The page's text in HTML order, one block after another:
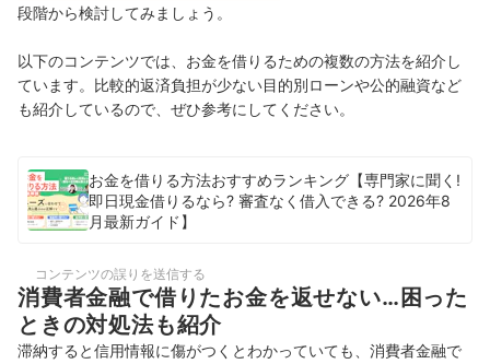
段階から検討してみましょう。
以下のコンテンツでは、お金を借りるための複数の方法を紹介し
ています。比較的返済負担が少ない目的別ローンや公的融資など
も紹介しているので、ぜひ参考にしてください。
お金を借りる方法おすすめランキング【専門家に聞く!
即日現金借りるなら? 審査なく借入できる? 2026年8
月最新ガイド】
コンテンツの誤りを送信する
消費者金融で借りたお金を返せない…困った
ときの対処法も紹介
滞納すると信用情報に傷がつくとわかっていても、消費者金融で